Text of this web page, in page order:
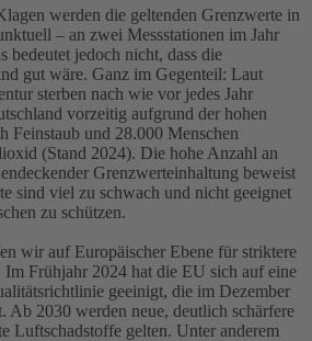
werden die geltenden Grenzwerte in
– an zwei Messstationen im Jahr
bedeutet jedoch nicht, dass die
gut wäre. Ganz im Gegenteil: Laut
sterben nach wie vor jedes Jahr
vorzeitig aufgrund der hohen
Feinstaub und 28.000 Menschen
(Stand 2024). Die hohe Anzahl an
Grenzwerteinhaltung beweist
sind viel zu schwach und nicht geeignet
zu schützen.
wir auf Europäischer Ebene für striktere
Frühjahr 2024 hat die EU sich auf eine
geeinigt, die im Dezember
Ab 2030 werden neue, deutlich schärfere
Luftschadstoffe gelten. Unter anderem